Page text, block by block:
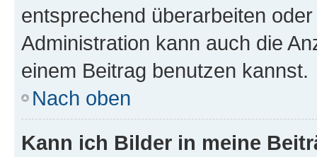
entsprechend überarbeiten
Administration kann auch die
einem Beitrag benutzen kannst.
Nach oben
Kann ich Bilder in meine